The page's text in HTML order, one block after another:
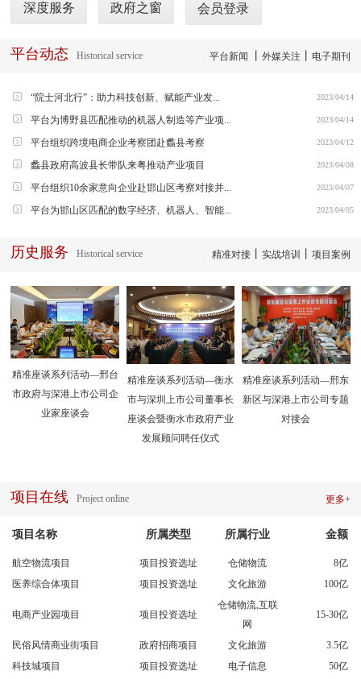
深度服务 政府之窗 会员登录
平台动态Historical service 平台新闻 外媒关注 电子期刊
“院士河北行”：助力科技创新、赋能产业发... 2023/04/14
平台为博野县匹配推动的机器人制造等产业项... 2023/04/14
平台组织跨境电商企业考察团赴蠡县考察 2023/04/12
蠡县政府高波县长带队来粤推动产业项目 2023/04/08
平台组织10余家意向企业赴邯山区考察对接并... 2023/04/07
平台为邯山区匹配的数字经济、机器人、智能... 2023/04/05
历史服务Historical service 精准对接丨 实战培训 项目案例
精准座谈系列活动—邢台
市政府与深港上市公司企
业家座谈会
精准座谈系列活动—衡水
市与深圳上市公司董事长
座谈会暨衡水市政府产业
发展顾问聘任仪式
精准座谈系列活动—邢东
新区与深港上市公司专题
对接会
项目在线Project online 更多+
项目名称 所属类型 所属行业 金额
航空物流项目 项目投资选址 仓储物流
8亿
医养综合体项目
项目投资选址 文化旅游 100亿
电商产业园项目 项目投资选址
仓储物流,互联
网
15-30亿
民俗风情商业街项目 政府招商项目 文化旅游
3.5亿
科技城项目
项目投资选址 电子信息 50亿